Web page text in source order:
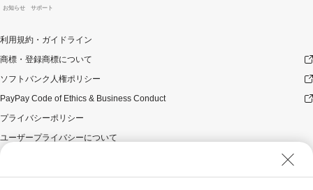
お知らせ サポート
利用規約・ガイドライン
商標・登録商標について
ソフトバンク人権ポリシー
PayPay Code of Ethics & Business Conduct
プライバシーポリシー
ユーザープライバシーについて
ウェブサイト利用規約